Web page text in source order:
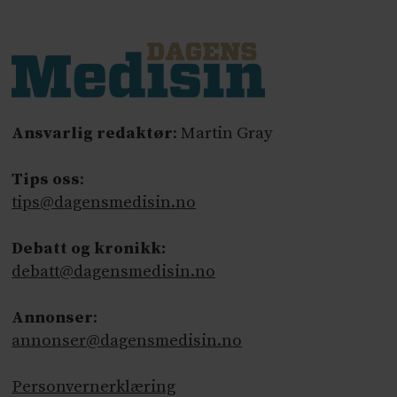
Ansvarlig redaktør: Martin Gray
Tips oss:
tips@dagensmedisin.no
Debatt og kronikk:
debatt@dagensmedisin.no
Annonser:
annonser@dagensmedisin.no
Personvernerklæring